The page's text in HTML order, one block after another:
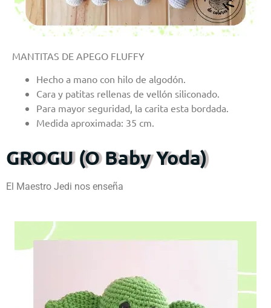
MANTITAS DE APEGO FLUFFY
Hecho a mano con hilo de algodón.
Cara y patitas rellenas de vellón siliconado.
Para mayor seguridad, la carita esta bordada.
Medida aproximada: 35 cm.
GROGU (O Baby Yoda)
El Maestro Jedi nos enseña